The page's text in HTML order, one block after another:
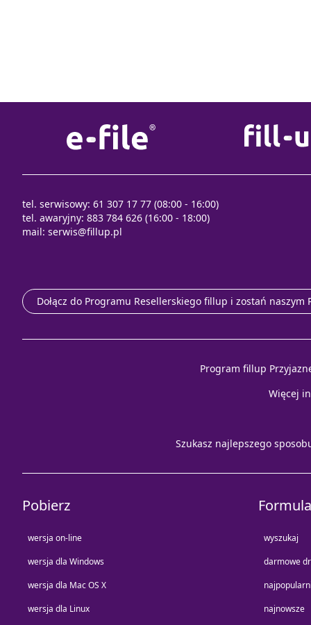
tel. serwisowy: 61 307 17 77 (08:00 - 16:00)
tel. awaryjny: 883 784 626 (16:00 - 18:00)
mail: serwis@fillup.pl
Dołącz do Programu Resellerskiego fillup i zostań naszym
Program fillup
Więcej
Szukasz najlepszego
Pobierz
wersja on-line
wersja dla Windows
wersja dla Mac OS X
wersja dla Linux
wyszukaj
darmowe
najnowsze